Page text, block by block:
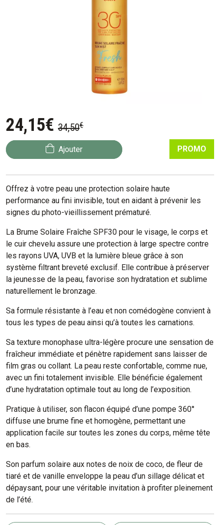
24,15€ 34,50€
Ajouter PROMO
Offrez à votre peau une protection solaire haute
performance au fini invisible, tout en aidant à prévenir les
signes du photo-vieillissement prématuré.
La Brume Solaire Fraîche SPF30 pour le visage, le corps et
le cuir chevelu assure une protection à large spectre contre
les rayons UVA, UVB et la lumière bleue grâce à son
système filtrant breveté exclusif. Elle contribue à préserver
la jeunesse de la peau, favorise son hydratation et sublime
naturellement le bronzage.
Sa formule résistante à l’eau et non comédogène convient à
tous les types de peau ainsi qu’à toutes les carnations.
Sa texture monophase ultra-légère procure une sensation de
fraîcheur immédiate et pénètre rapidement sans laisser de
film gras ou collant. La peau reste confortable, comme nue,
avec un fini totalement invisible. Elle bénéficie également
d’une hydratation optimale tout au long de l’exposition.
Pratique à utiliser, son flacon équipé d’une pompe 360°
diffuse une brume fine et homogène, permettant une
application facile sur toutes les zones du corps, même tête
en bas.
Son parfum solaire aux notes de noix de coco, de fleur de
tiaré et de vanille enveloppe la peau d’un sillage délicat et
dépaysant, pour une véritable invitation à profiter pleinement
de l’été.